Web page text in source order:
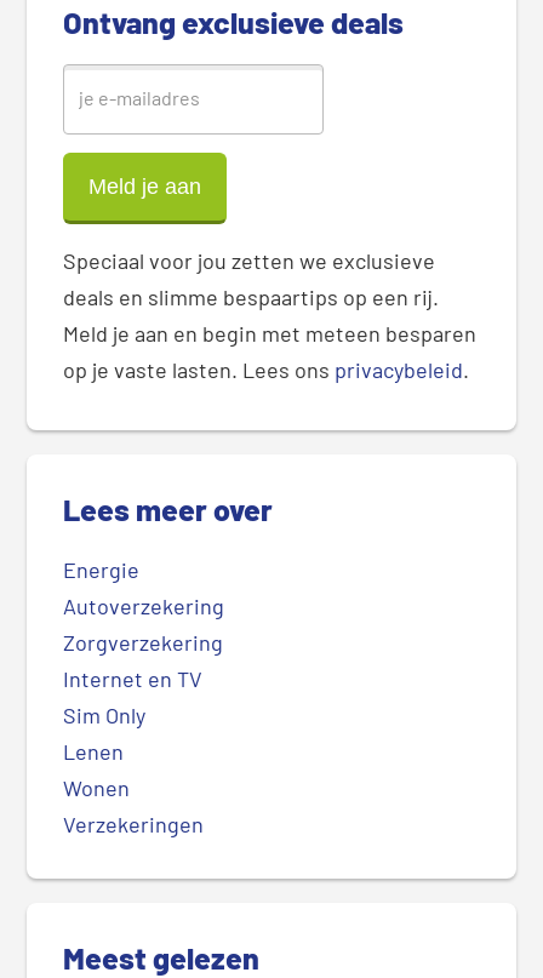
Ontvang exclusieve deals
Speciaal voor jou zetten we exclusieve
deals en slimme bespaartips op een rij.
Meld je aan en begin met meteen besparen
op je vaste lasten. Lees ons privacybeleid.
Lees meer over
Energie
Autoverzekering
Zorgverzekering
Internet en TV
Sim Only
Lenen
Wonen
Verzekeringen
Meest gelezen